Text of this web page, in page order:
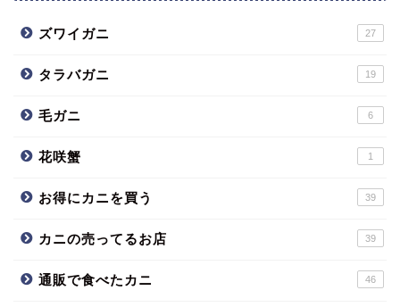
ズワイガニ 27
タラバガニ 19
毛ガニ 6
花咲蟹 1
お得にカニを買う 39
カニの売ってるお店 39
通販で食べたカニ 46